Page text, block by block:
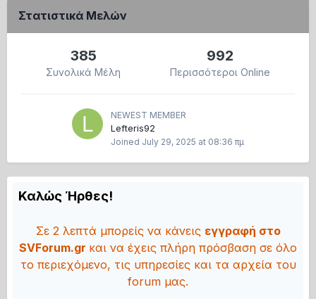
Στατιστικά Μελών
385
Συνολικά Μέλη
992
Περισσότεροι Online
NEWEST MEMBER
Lefteris92
Joined July 29, 2025 at 08:36 πμ
Καλώς Ήρθες!
Σε 2 λεπτά μπορείς να κάνεις εγγραφή στο
SVForum.gr και να έχεις πλήρη πρόσβαση σε όλο
το περιεχόμενο, τις υπηρεσίες και τα αρχεία του
forum μας.